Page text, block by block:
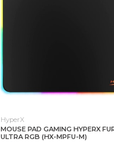
HyperX
MOUSE PAD GAMING HYPERX
ULTRA RGB (HX-MPFU-M)